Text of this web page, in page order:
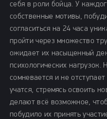
себя в роли бойца. У
собственные мотивы,
согласиться на 24 часа
пройти через множество
ожидает их насыщенный
психологических нагрузок.
сомневается и не
учатся, стремясь освоить
делают всё возможное,
побудило их принять